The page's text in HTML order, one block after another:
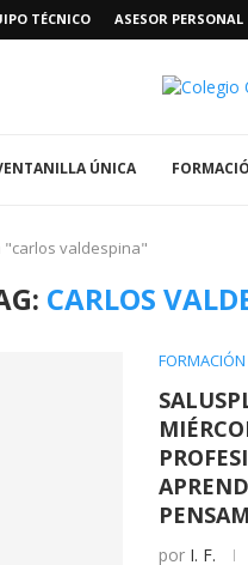
TÉCNICO ASESOR PERSONAL
ÚNICA
"carlos valdespina"
CARLOS
FORMACIÓN
por I. F.